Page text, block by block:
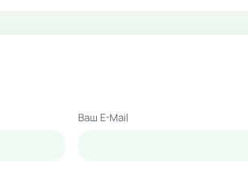
Ваш E-Mail